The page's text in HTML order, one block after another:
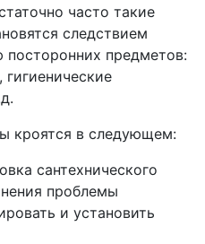
часто такие
следствием
посторонних предметов:
кроятся в следующем:
сантехнического
проблемы
и установить